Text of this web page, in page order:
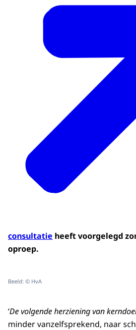
consultatie heeft voorgelegd
oproep.
Beeld: © HvA
‘De volgende herziening van
minder vanzelfsprekend, naar